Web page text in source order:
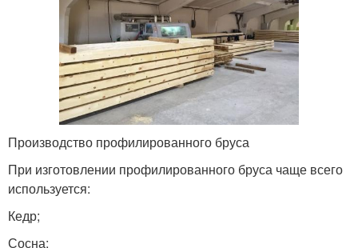
Производство профилированного бруса
При изготовлении профилированного бруса чаще всего
используется:
Кедр;
Сосна;